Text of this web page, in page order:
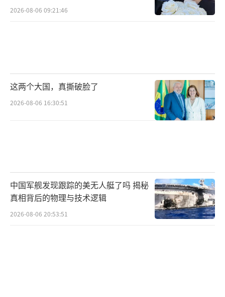
2026-08-06 09:21:46
这两个大国，真撕破脸了
2026-08-06 16:30:51
中国军舰发现跟踪的美无人艇了吗 揭秘
真相背后的物理与技术逻辑
2026-08-06 20:53:51